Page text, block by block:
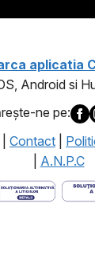
aplicatia
Android si
ne pe:
Contact
A.N.P.C